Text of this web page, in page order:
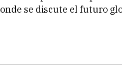
se discute el futuro